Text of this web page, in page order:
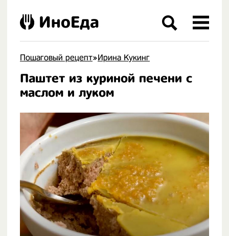
Пошаговый рецепт»Ирина Кукинг
Паштет из куриной печени с
маслом и луком
ИноЕда